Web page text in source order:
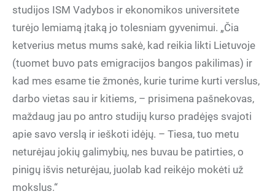
studijos ISM Vadybos ir ekonomikos universitete
turėjo lemiamą įtaką jo tolesniam gyvenimui. „Čia
ketverius metus mums sakė, kad reikia likti Lietuvoje
(tuomet buvo pats emigracijos bangos pakilimas) ir
kad mes esame tie žmonės, kurie turime kurti verslus,
darbo vietas sau ir kitiems, – prisimena pašnekovas,
maždaug jau po antro studijų kurso pradėjęs svajoti
apie savo verslą ir ieškoti idėjų. – Tiesa, tuo metu
neturėjau jokių galimybių, nes buvau be patirties, o
pinigų išvis neturėjau, juolab kad reikėjo mokėti už
mokslus.“